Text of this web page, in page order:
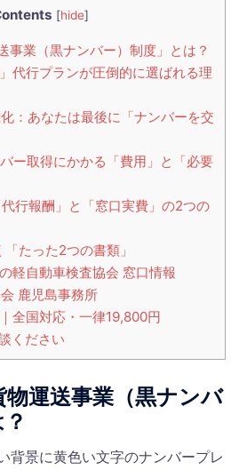
[hide]
事業（黒ナンバー）制度」とは？
代行プランが圧倒的に選ばれる理
：あなたは最後に「ナンバーを交
ー取得にかかる「費用」と「必要
行報酬」と「窓口実費」の2つの
たった2つの書類」
軽自動車検査協会 窓口情報
鹿児島事務所
全国対応・一律19,800円
ください
運送事業（黒ナンバ
背景に黄色い文字のナンバープレ